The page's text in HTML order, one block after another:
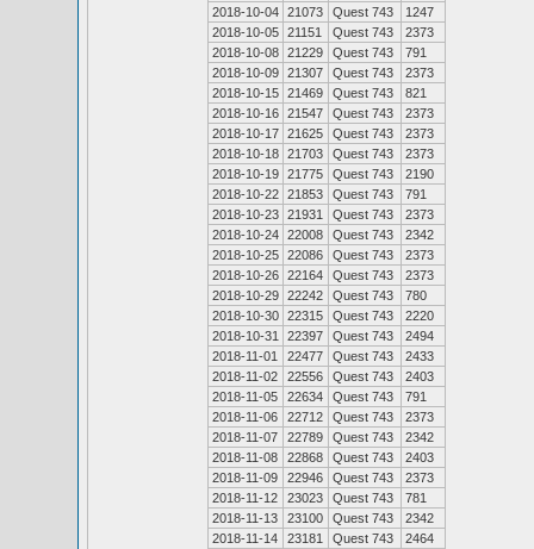
2018-10-04 21073 Quest 743
1247
2018-10-05 21151 Quest 743
2373
2018-10-08 21229 Quest 743
791
2018-10-09 21307 Quest 743
2373
2018-10-15 21469 Quest 743
821
2018-10-16 21547 Quest 743
2373
2018-10-17 21625 Quest 743
2373
2018-10-18 21703 Quest 743
2373
2018-10-19 21775 Quest 743
2190
2018-10-22 21853 Quest 743
791
2018-10-23 21931 Quest 743
2373
2018-10-24 22008 Quest 743
2342
2018-10-25 22086 Quest 743
2373
2018-10-26 22164 Quest 743
2373
2018-10-29 22242 Quest 743
780
2018-10-30 22315 Quest 743
2220
2018-10-31
22397 Quest 743
2494
2018-11-01
22477 Quest 743
2433
2018-11-02
22556 Quest 743
2403
2018-11-05
22634 Quest 743
791
2018-11-06
22712 Quest 743
2373
2018-11-07
22789 Quest 743
2342
2018-11-08
22868 Quest 743
2403
2018-11-09
22946 Quest 743
2373
2018-11-12
23023 Quest 743
781
2018-11-13
23100 Quest 743
2342
2018-11-14
23181 Quest 743
2464